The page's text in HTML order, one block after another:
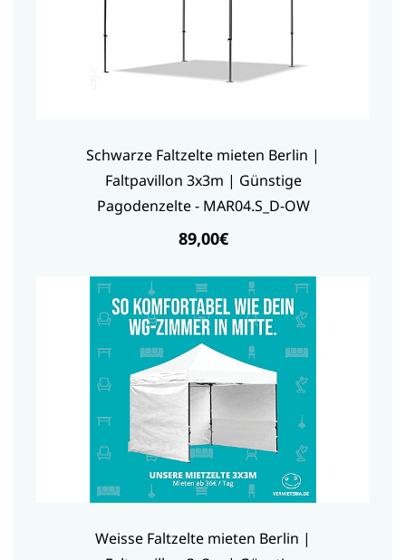
Schwarze Faltzelte mieten Berlin |
Faltpavillon 3x3m | Günstige
Pagodenzelte - MAR04.S_D-OW
89,00€
Weisse Faltzelte mieten Berlin |